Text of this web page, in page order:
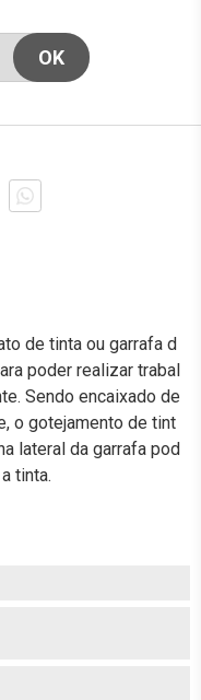
de tinta ou garrafa d
poder realizar trabal
Sendo encaixado de
o gotejamento de tint
lateral da garrafa pod
tinta.